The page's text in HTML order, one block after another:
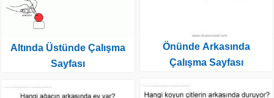
Altında Üstünde Çalışma
Sayfası
Önünde Arkasında
Çalışma Sayfası